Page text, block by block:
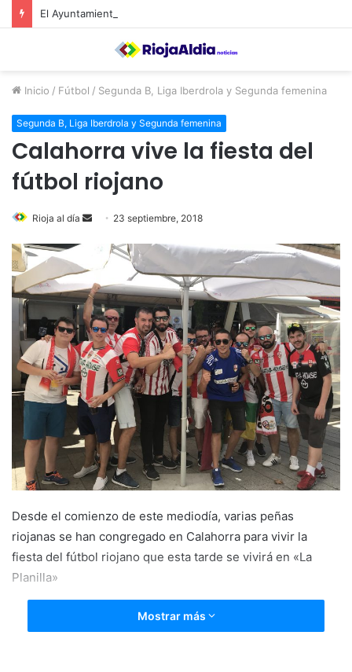
Inicio / Fútbol / Segunda B, Liga Iberdrola y Segunda femenina
Segunda B, Liga Iberdrola y Segunda femenina
Calahorra vive la fiesta del
fútbol riojano
Rioja al día
a
n
e
m
a
i
l
23 septiembre, 2018
Desde el comienzo de este mediodía, varias peñas
riojanas se han congregado en Calahorra para vivir la
fiesta del fútbol riojano que esta tarde se vivirá en «La
Planilla»
Mostrar más